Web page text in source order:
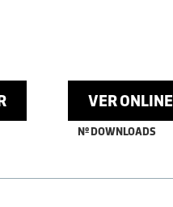
VER ONLINE
Nº DOWNLOADS